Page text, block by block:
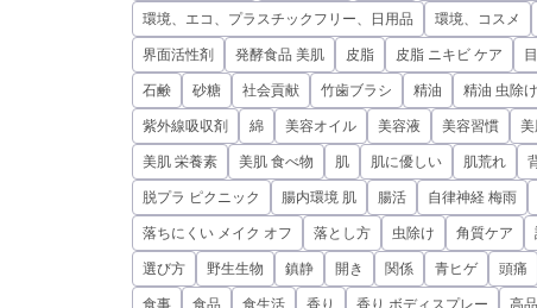
環境、エコ、プラスチックフリー、日用品 環境、コスメ
界面活性剤 発酵食品 美肌 皮脂 皮脂 ニキビ ケア
石鹸 砂糖 社会貢献 竹歯ブラシ 精油 精油 虫除け
紫外線吸収剤 綿 美容オイル 美容液 美容習慣
美肌 栄養素 美肌 食べ物 肌 肌に優しい 肌荒れ
脱プラ ピクニック 腸内環境 肌 腸活 自律神経 梅雨
落ちにくい メイク オフ 落とし方 虫除け 角質ケア
選び方 野生生物 鎮静 開き 関係 青ヒゲ 頭痛